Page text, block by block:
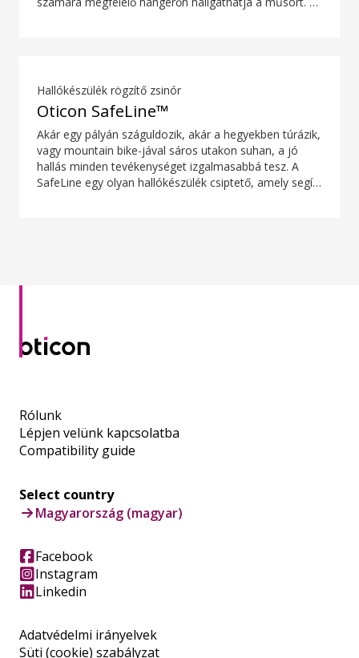
Hallókészülék rögzítő zsinór
Oticon SafeLine™
Akár egy pályán száguldozik, akár a hegyekben túrázik,
vagy mountain bike-jával sáros utakon suhan, a jó
hallás minden tevékenységet izgalmasabbá tesz. A
SafeLine egy olyan hallókészülék csiptető, amely segít
Rólunk
Lépjen velünk kapcsolatba
Compatibility guide
Adatvédelmi irányelvek
Süti (cookie) szabályzat
Select country
Magyarország (magyar)
Facebook
Instagram
Linkedin